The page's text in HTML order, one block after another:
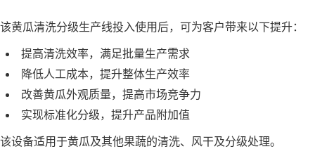
该黄瓜清洗分级生产线投入使用后，可为客户带来以下提升：
提高清洗效率，满足批量生产需求
降低人工成本，提升整体生产效率
改善黄瓜外观质量，提高市场竞争力
实现标准化分级，提升产品附加值
该设备适用于黄瓜及其他果蔬的清洗、风干及分级处理。